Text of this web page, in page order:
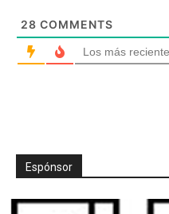
28 COMMENTS
Los más
Espónsor